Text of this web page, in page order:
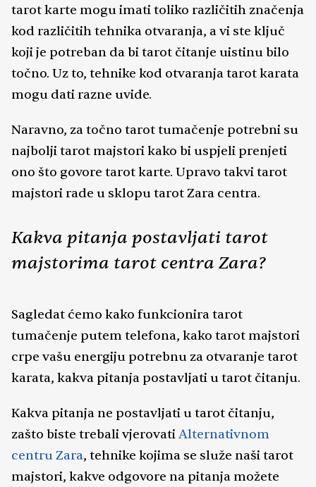
tarot karte mogu imati toliko različitih značenja
kod različitih tehnika otvaranja, a vi ste ključ
koji je potreban da bi tarot čitanje uistinu bilo
točno. Uz to, tehnike kod otvaranja tarot karata
mogu dati razne uvide.
Naravno, za točno tarot tumačenje potrebni su
najbolji tarot majstori kako bi uspjeli prenjeti
ono što govore tarot karte. Upravo takvi tarot
majstori rade u sklopu tarot Zara centra.
Kakva pitanja postavljati tarot
majstorima tarot centra Zara?
Sagledat ćemo kako funkcionira tarot
tumačenje putem telefona, kako tarot majstori
crpe vašu energiju potrebnu za otvaranje tarot
karata, kakva pitanja postavljati u tarot čitanju.
Kakva pitanja ne postavljati u tarot čitanju,
zašto biste trebali vjerovatiAlternativnom
centru Zara, tehnike kojima se služe naši tarot
majstori, kakve odgovore na pitanja možete